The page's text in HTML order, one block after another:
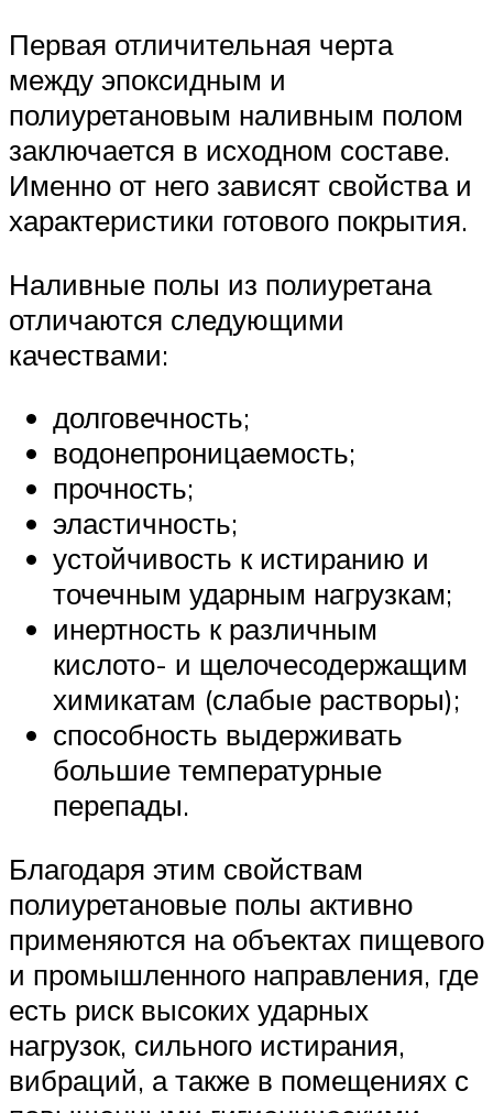
Первая отличительная черта
между эпоксидным и
полиуретановым наливным полом
заключается в исходном составе.
Именно от него зависят свойства и
характеристики готового покрытия.
Наливные полы из полиуретана
отличаются следующими
качествами:
долговечность;
водонепроницаемость;
прочность;
эластичность;
устойчивость к истиранию и
точечным ударным нагрузкам;
инертность к различным
кислото- и щелочесодержащим
химикатам (слабые растворы);
способность выдерживать
большие температурные
перепады.
Благодаря этим свойствам
полиуретановые полы активно
применяются на объектах пищевого
и промышленного направления, где
есть риск высоких ударных
нагрузок, сильного истирания,
вибраций, а также в помещениях с